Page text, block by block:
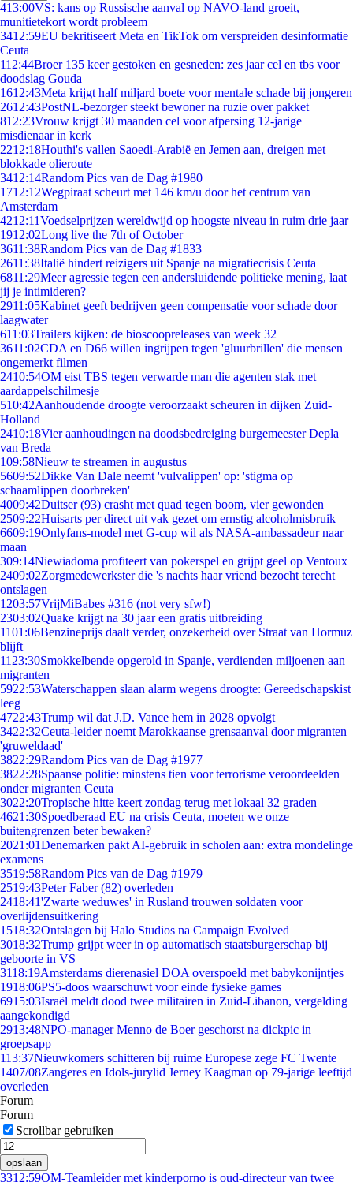
413:00VS: kans op Russische aanval op NAVO-land groeit,
munitietekort wordt probleem
3412:59EU bekritiseert Meta en TikTok om verspreiden desinformatie
Ceuta
112:44Broer 135 keer gestoken en gesneden: zes jaar cel en tbs voor
doodslag Gouda
1612:43Meta krijgt half miljard boete voor mentale schade bij jongeren
2612:43PostNL-bezorger steekt bewoner na ruzie over pakket
812:23Vrouw krijgt 30 maanden cel voor afpersing 12-jarige
misdienaar in kerk
2212:18Houthi's vallen Saoedi-Arabië en Jemen aan, dreigen met
blokkade olieroute
3412:14Random Pics van de Dag #1980
1712:12Wegpiraat scheurt met 146 km/u door het centrum van
Amsterdam
4212:11Voedselprijzen wereldwijd op hoogste niveau in ruim drie jaar
1912:02Long live the 7th of October
3611:38Random Pics van de Dag #1833
2611:38Italië hindert reizigers uit Spanje na migratiecrisis Ceuta
6811:29Meer agressie tegen een andersluidende politieke mening, laat
jij je intimideren?
2911:05Kabinet geeft bedrijven geen compensatie voor schade door
laagwater
611:03Trailers kijken: de bioscoopreleases van week 32
3611:02CDA en D66 willen ingrijpen tegen 'gluurbrillen' die mensen
ongemerkt filmen
2410:54OM eist TBS tegen verwarde man die agenten stak met
aardappelschilmesje
510:42Aanhoudende droogte veroorzaakt scheuren in dijken Zuid-
Holland
2410:18Vier aanhoudingen na doodsbedreiging burgemeester Depla
van Breda
109:58Nieuw te streamen in augustus
5609:52Dikke Van Dale neemt 'vulvalippen' op: 'stigma op
schaamlippen doorbreken'
4009:42Duitser (93) crasht met quad tegen boom, vier gewonden
2509:22Huisarts per direct uit vak gezet om ernstig alcoholmisbruik
6609:19Onlyfans-model met G-cup wil als NASA-ambassadeur naar
maan
309:14Niewiadoma profiteert van pokerspel en grijpt geel op Ventoux
2409:02Zorgmedewerkster die 's nachts haar vriend bezocht terecht
ontslagen
1203:57VrijMiBabes #316 (not very sfw!)
2303:02Quake krijgt na 30 jaar een gratis uitbreiding
1101:06Benzineprijs daalt verder, onzekerheid over Straat van Hormuz
blijft
11 23:30Smokkelbende opgerold in Spanje, verdienden miljoenen aan
migranten
5922:53Waterschappen slaan alarm wegens droogte: Gereedschapskist
leeg
4722:43Trump wil dat J.D. Vance hem in 2028 opvolgt
3422:32Ceuta-leider noemt Marokkaanse grensaanval door migranten
'gruweldaad'
3822:29Random Pics van de Dag #1977
3822:28Spaanse politie: minstens tien voor terrorisme veroordeelden
onder migranten Ceuta
3022:20Tropische hitte keert zondag terug met lokaal 32 graden
4621:30Spoedberaad EU na crisis Ceuta, moeten we onze
buitengrenzen beter bewaken?
2021:01Denemarken pakt AI-gebruik in scholen aan: extra mondelinge
examens
3519:58Random Pics van de Dag #1979
2519:43Peter Faber (82) overleden
2418:41'Zwarte weduwes' in Rusland trouwen soldaten voor
overlijdensuitkering
1518:32Ontslagen bij Halo Studios na Campaign Evolved
3018:32Trump grijpt weer in op automatisch staatsburgerschap bij
geboorte in VS
3118:19Amsterdams dierenasiel DOA overspoeld met babykonijntjes
1918:06PS5-doos waarschuwt voor einde fysieke games
6915:03Israël meldt dood twee militairen in Zuid-Libanon, vergelding
aangekondigd
2913:48NPO-manager Menno de Boer geschorst na dickpic in
groepsapp
113:37Nieuwkomers schitteren bij ruime Europese zege FC Twente
1407/08Zangeres en Idols-jurylid Jerney Kaagman op 79-jarige leeftijd
overleden
Forum
Forum
Scrollbar gebruiken
opslaan
3312:59OM-Teamleider met kinderporno is oud-directeur van twee